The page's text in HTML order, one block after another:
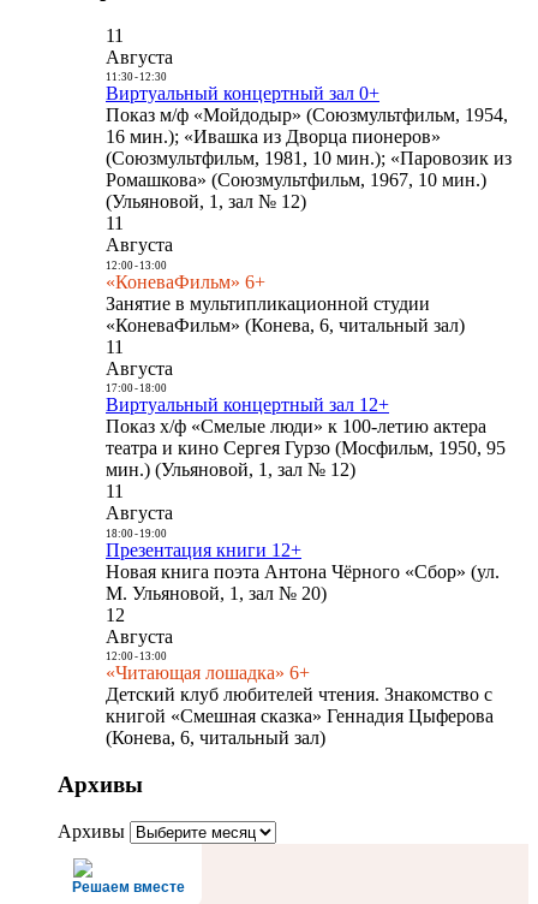
11
Августа
11:30- 12:30
Виртуальный концертный зал 0+
Показ м/ф «Мойдодыр» (Союзмультфильм, 1954,
16 мин.); «Ивашка из Дворца пионеров»
(Союзмультфильм, 1981, 10 мин.); «Паровозик из
Ромашкова» (Союзмультфильм, 1967, 10 мин.)
(Ульяновой, 1, зал № 12)
11
Августа
12:00- 13:00
«КоневаФильм» 6+
Занятие в мультипликационной студии
«КоневаФильм» (Конева, 6, читальный зал)
11
Августа
17:00- 18:00
Виртуальный концертный зал 12+
Показ х/ф «Смелые люди» к 100-летию актера
театра и кино Сергея Гурзо (Мосфильм, 1950, 95
мин.) (Ульяновой, 1, зал № 12)
11
Августа
18:00- 19:00
Презентация книги 12+
Новая книга поэта Антона Чёрного «Сбор» (ул.
М. Ульяновой, 1, зал № 20)
12
Августа
12:00- 13:00
«Читающая лошадка» 6+
Детский клуб любителей чтения. Знакомство с
книгой «Смешная сказка» Геннадия Цыферова
(Конева, 6, читальный зал)
Архивы
Архивы
Решаем вместе